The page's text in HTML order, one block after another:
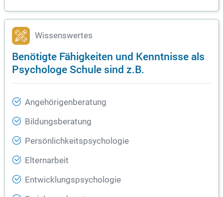
Wissenswertes
Benötigte Fähigkeiten und Kenntnisse als
Psychologe Schule sind z.B.
Angehörigenberatung
Bildungsberatung
Persönlichkeitspsychologie
Elternarbeit
Entwicklungspsychologie